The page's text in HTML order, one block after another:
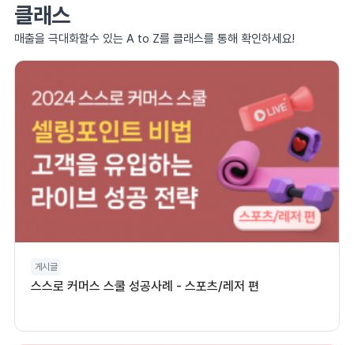
클래스
매출을 극대화할수 있는 A to Z를 클래스를 통해 확인하세요!
게시글
스스로 커머스 스쿨 성공사례 - 스포츠/레저 편